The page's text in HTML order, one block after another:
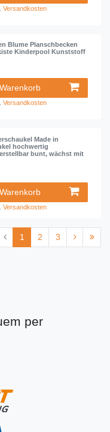
Versandkosten
Blume Planschbecken
Kinderpool Kunststoff
Versandkosten
Made in
hochwertig
bunt, wächst mit
Versandkosten
1 2 3
per